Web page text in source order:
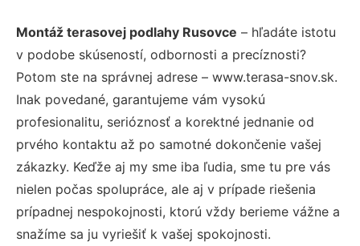
Montáž terasovej podlahy Rusovce – hľadáte istotu
v podobe skúseností, odbornosti a precíznosti?
Potom ste na správnej adrese – www.terasa-snov.sk.
Inak povedané, garantujeme vám vysokú
profesionalitu, serióznosť a korektné jednanie od
prvého kontaktu až po samotné dokončenie vašej
zákazky. Keďže aj my sme iba ľudia, sme tu pre vás
nielen počas spolupráce, ale aj v prípade riešenia
prípadnej nespokojnosti, ktorú vždy berieme vážne a
snažíme sa ju vyriešiť k vašej spokojnosti.